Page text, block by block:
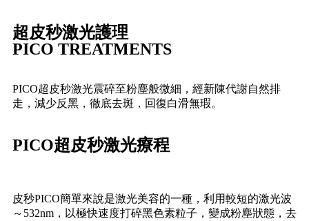
超⽪秒激光護理
PICO TREATMENTS
PICO超皮秒激光震碎至粉塵般微細，經新陳代謝自然排
走，減少反黑，徹底去斑，回復白滑無瑕。
PICO超皮秒激光療程
皮秒PICO簡單來說是激光美容的一種，利用較短的激光波
～532nm，以極快速度打碎黑色素粒子，變成粉塵狀態，去